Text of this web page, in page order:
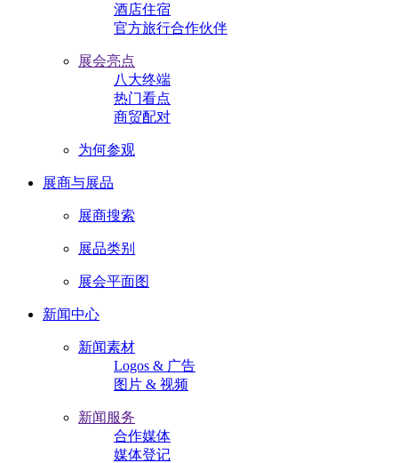
酒店住宿
官方旅行合作伙伴
展会亮点
八大终端
热门看点
商贸配对
为何参观
展商与展品
展商搜索
展品类别
展会平面图
新闻中心
新闻素材
Logos & 广告
图片 & 视频
新闻服务
合作媒体
媒体登记